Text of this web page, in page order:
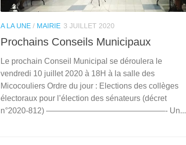
A LA UNE / MAIRIE 3 JUILLET 2020
Prochains Conseils Municipaux
Le prochain Conseil Municipal se déroulera le
vendredi 10 juillet 2020 à 18H à la salle des
Micocouliers Ordre du jour : Elections des collèges
électoraux pour l’élection des sénateurs (décret
n°2020-812) ———————————————- Un...